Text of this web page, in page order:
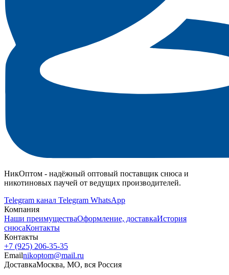
НикОптом - надёжный оптовый поставщик снюса и
никотиновых паучей от ведущих производителей.
Telegram канал Telegram WhatsApp
Компания
Наши преимуществаОформление, доставкаИстория
снюсаКонтакты
Контакты
+7 (925) 206‑35‑35
Emailnikoptom@mail.ru
ДоставкаМосква, МО, вся Россия